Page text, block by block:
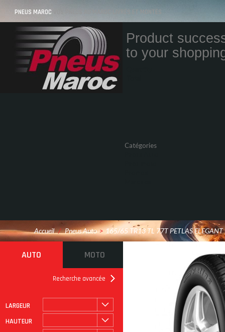
PNEUS MAROC VOS PNEUS AU MAROC LIVRÉS ET MONTÉS
Product
to your
Catégories
Accueil / Pneus Auto > 165/65 TR13 TL 77T PETLAS
AUTO MOTO
Recherche avancée
LARGEUR
HAUTEUR
ROULAGE À PLAT